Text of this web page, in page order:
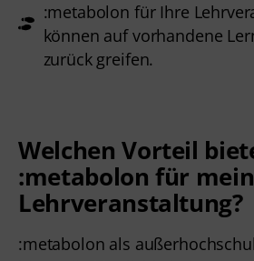
:metabolon für Ihre
können auf vorhandene
zurück greifen.
Welchen Vorteil
:metabolon für
Lehrveranstaltung?
:metabolon als